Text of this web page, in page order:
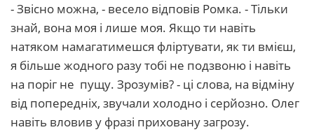
- Звісно можна, - весело відповів Ромка. - Тільки
знай, вона моя і лише моя. Якщо ти навіть
натяком намагатимешся фліртувати, як ти вмієш,
я більше жодного разу тобі не подзвоню і навіть
на поріг не пущу. Зрозумів? - ці слова, на відміну
від попередніх, звучали холодно і серйозно. Олег
навіть вловив у фразі приховану загрозу.